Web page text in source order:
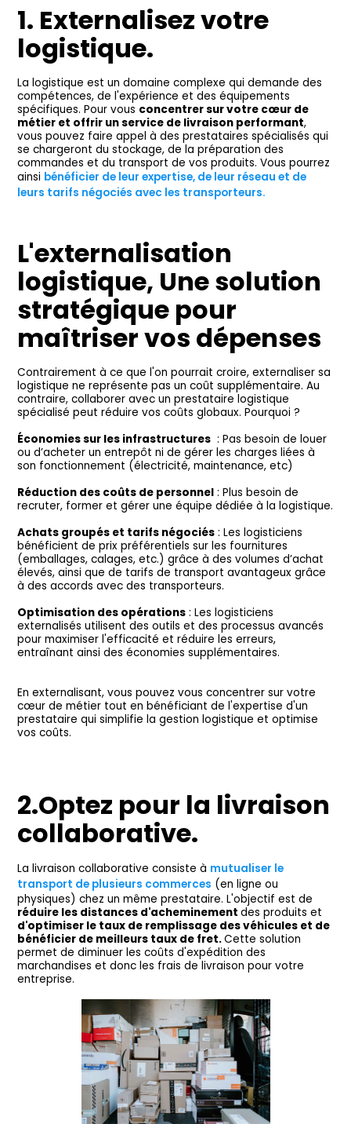
1. Externalisez votre
logistique.
La logistique est un domaine complexe qui demande des
compétences, de l'expérience et des équipements
spécifiques. Pour vous concentrer sur votre cœur de
métier et offrir un service de livraison performant,
vous pouvez faire appel à des prestataires spécialisés qui
se chargeront du stockage, de la préparation des
commandes et du transport de vos produits. Vous pourrez
ainsi bénéficier de leur expertise, de leur réseau et de
leurs tarifs négociés avec les transporteurs.
L'externalisation
logistique, Une solution
stratégique pour
maîtriser vos dépenses
Contrairement à ce que l'on pourrait croire, externaliser sa
logistique ne représente pas un coût supplémentaire. Au
contraire, collaborer avec un prestataire logistique
spécialisé peut réduire vos coûts globaux. Pourquoi ?
Économies sur les infrastructures : Pas besoin de louer
ou d’acheter un entrepôt ni de gérer les charges liées à
son fonctionnement (électricité, maintenance, etc)
Réduction des coûts de personnel : Plus besoin de
recruter, former et gérer une équipe dédiée à la logistique.
Achats groupés et tarifs négociés : Les logisticiens
bénéficient de prix préférentiels sur les fournitures
(emballages, calages, etc.) grâce à des volumes d’achat
élevés, ainsi que de tarifs de transport avantageux grâce
à des accords avec des transporteurs.
Optimisation des opérations : Les logisticiens
externalisés utilisent des outils et des processus avancés
pour maximiser l'efficacité et réduire les erreurs,
entraînant ainsi des économies supplémentaires.
En externalisant, vous pouvez vous concentrer sur votre
cœur de métier tout en bénéficiant de l'expertise d'un
prestataire qui simplifie la gestion logistique et optimise
vos coûts.
2.Optez pour la livraison
collaborative.
La livraison collaborative consiste à mutualiser le
transport de plusieurs commerces (en ligne ou
physiques) chez un même prestataire. L'objectif est de
réduire les distances d'acheminementdes produits et
d'optimiser le taux de remplissage des véhicules et de
bénéficier de meilleurs taux de fret.Cette solution
permet de diminuer les coûts d'expédition des
marchandises et donc les frais de livraison pour votre
entreprise.